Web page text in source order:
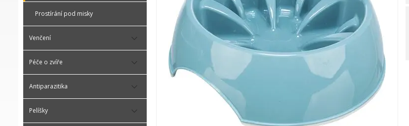
Prostírání pod misky
Venčení
Péče o zvíře
Antiparazitika
Pelíšky